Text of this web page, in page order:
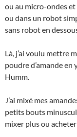
ou au micro-ondes
ou dans un robot
sans robot en
Là, j’ai voulu mettre
poudre d’amande
Humm.
J’ai mixé mes
petits bouts
mixer plus ou